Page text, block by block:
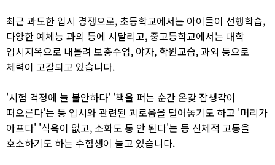
최근 과도한 입시 경쟁으로, 초등학교에서는 아이들이 선행학습,
다양한 예체능 과외 등에 시달리고, 중고등학교에서는 대학
입시지옥으로 내몰려 보충수업, 야자, 학원교습, 과외 등으로
체력이 고갈되고 있습니다.​
'시험 걱정에 늘 불안하다' '책을 펴는 순간 온갖 잡생각이
떠오른다'는 등 입시와 관련된 괴로움을 털어놓기도 하고 '머리가
아프다' '식욕이 없고, 소화도 통 안 된다'는 등 신체적 고통을
호소하기도 하는 수험생이 늘고 있습니다.​